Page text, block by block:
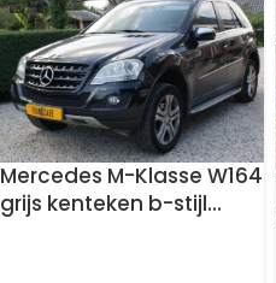
Mercedes M-Klasse W164
grijs kenteken b-stijl